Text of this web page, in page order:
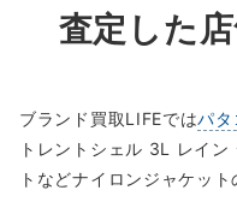
査定した
ブランド買取LIFEではパタ
トレントシェル 3L レイ
トなどナイロンジャケッ